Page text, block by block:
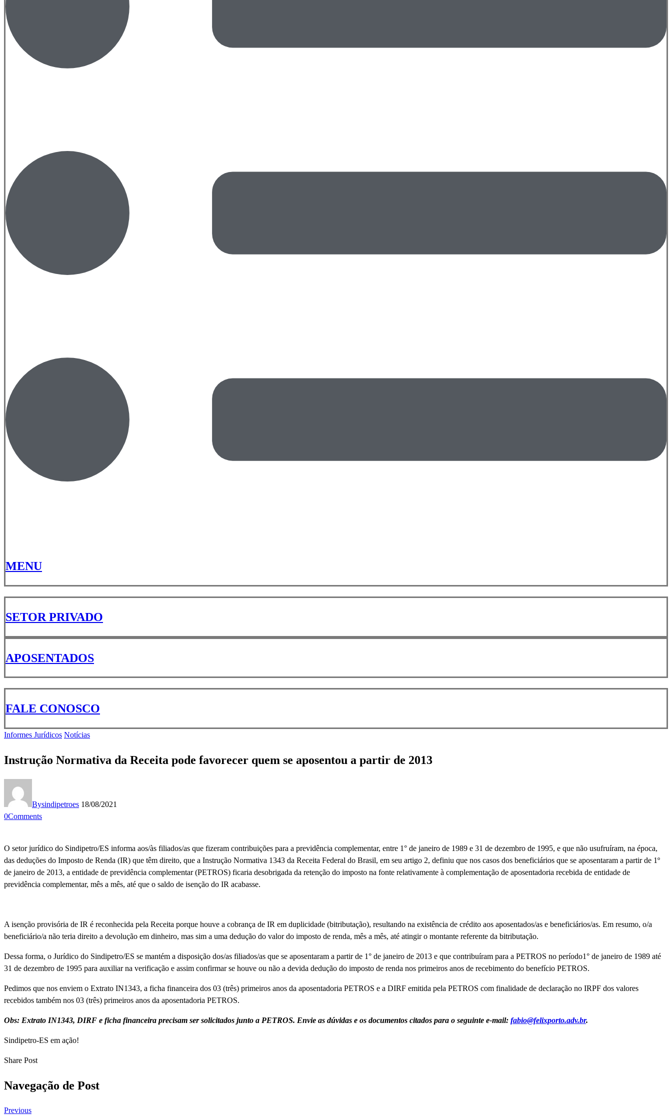
MENU
SETOR PRIVADO
APOSENTADOS
FALE CONOSCO
Informes Jurídicos Notícias
Instrução Normativa da Receita pode favorecer quem se aposentou a partir de 2013
Bysindipetroes 18/08/2021
0Comments
O setor jurídico do Sindipetro/ES informa aos/às filiados/as que fizeram contribuições para a previdência complementar, entre 1° de janeiro de 1989 e 31 de dezembro de 1995, e que não usufruíram, na época,
das deduções do Imposto de Renda (IR) que têm direito, que a Instrução Normativa 1343 da Receita Federal do Brasil, em seu artigo 2, definiu que nos casos dos beneficiários que se aposentaram a partir de 1º
de janeiro de 2013, a entidade de previdência complementar (PETROS) ficaria desobrigada da retenção do imposto na fonte relativamente à complementação de aposentadoria recebida de entidade de
previdência complementar, mês a mês, até que o saldo de isenção do IR acabasse.
A isenção provisória de IR é reconhecida pela Receita porque houve a cobrança de IR em duplicidade (bitributação), resultando na existência de crédito aos aposentados/as e beneficiários/as. Em resumo, o/a
beneficiário/a não teria direito a devolução em dinheiro, mas sim a uma dedução do valor do imposto de renda, mês a mês, até atingir o montante referente da bitributação.
Dessa forma, o Jurídico do Sindipetro/ES se mantém a disposição dos/as filiados/as que se aposentaram a partir de 1° de janeiro de 2013 e que contribuíram para a PETROS no período1° de janeiro de 1989 até
31 de dezembro de 1995 para auxiliar na verificação e assim confirmar se houve ou não a devida dedução do imposto de renda nos primeiros anos de recebimento do benefício PETROS.
Pedimos que nos enviem o Extrato IN1343, a ficha financeira dos 03 (três) primeiros anos da aposentadoria PETROS e a DIRF emitida pela PETROS com finalidade de declaração no IRPF dos valores
recebidos também nos 03 (três) primeiros anos da aposentadoria PETROS.
Obs: Extrato IN1343, DIRF e ficha financeira precisam ser solicitados junto a PETROS. Envie as dúvidas e os documentos citados para o seguinte e-mail: fabio@felixporto.adv.br.
Sindipetro-ES em ação!
Share Post
Navegação de Post
Previous